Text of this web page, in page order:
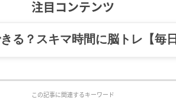
注目コンテンツ
、旅行記……全部、読めます。
この記事に関連するキーワード